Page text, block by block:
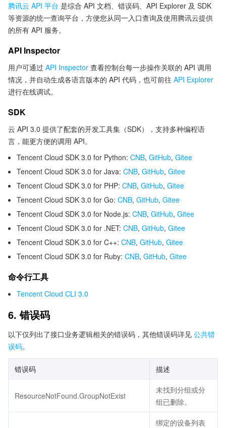
腾讯云 API 平台 是综合 API 文档、错误码、API Explorer 及 SDK
等资源的统一查询平台，方便您从同一入口查询及使用腾讯云提供
的所有 API 服务。
API Inspector
用户可通过 API Inspector 查看控制台每一步操作关联的 API 调用
情况，并自动生成各语言版本的 API 代码，也可前往 API Explorer
进行在线调试。
SDK
云 API 3.0 提供了配套的开发工具集（SDK），支持多种编程语
言，能更方便的调用 API。
Tencent Cloud SDK 3.0 for Python: CNB, GitHub, Gitee
Tencent Cloud SDK 3.0 for Java: CNB, GitHub, Gitee
Tencent Cloud SDK 3.0 for PHP: CNB, GitHub, Gitee
Tencent Cloud SDK 3.0 for Go: CNB, GitHub, Gitee
Tencent Cloud SDK 3.0 for Node.js: CNB, GitHub, Gitee
Tencent Cloud SDK 3.0 for .NET: CNB, GitHub, Gitee
Tencent Cloud SDK 3.0 for C++: CNB, GitHub, Gitee
Tencent Cloud SDK 3.0 for Ruby: CNB, GitHub, Gitee
命令行工具
Tencent Cloud CLI 3.0
6. 错误码
以下仅列出了接口业务逻辑相关的错误码，其他错误码详见 公共错
误码。
错误码 描述
ResourceNotFound.GroupNotExist
未找到分组或分
组已删除。
绑定的设备列表